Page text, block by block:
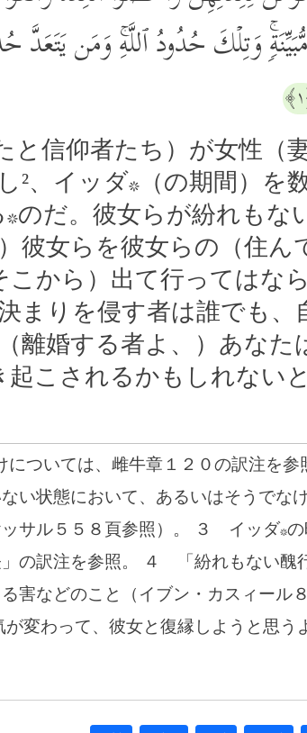
وَتِلۡكَ حُدُودُ ٱللَّهِۚ وَمَن یَتَعَدَّ
と信仰者たち）が女性（
²、イッダ*（の期間）を
だ。彼女らが紛れもな
彼女らを彼女らの（住
から）出て行ってはな
まりを侵す者は誰でも、
婚する者よ、）あなた
こされるかもしれない
ついては、雌牛章１２０の訳注を
い状態において、あるいはそうでな
サル５５８頁参照）。 ３ イッダ*
の訳注を参照。 ４ 「紛れもない醜
害などのこと（イブン・カスィール
変わって、彼女と復縁しようと思う